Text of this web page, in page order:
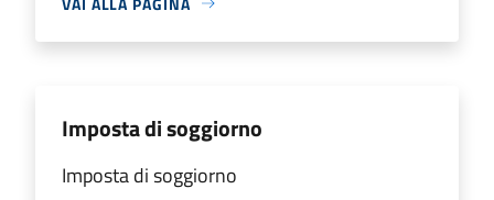
Imposta di soggiorno
Imposta di soggiorno